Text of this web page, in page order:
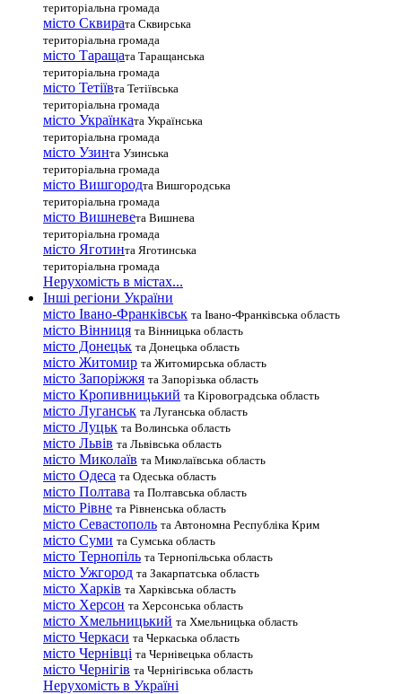
територіальна громада
місто Сквирата Сквирська
територіальна громада
місто Таращата Таращанська
територіальна громада
місто Тетіївта Тетіївська
територіальна громада
місто Українката Українська
територіальна громада
місто Узинта Узинська
територіальна громада
місто Вишгородта Вишгородська
територіальна громада
місто Вишневета Вишнева
територіальна громада
місто Яготинта Яготинська
територіальна громада
Нерухомість в містах...
Інші регіони України
місто Івано-Франківськ та Івано-Франківська область
місто Вінниця та Вінницька область
місто Донецьк та Донецька область
місто Житомир та Житомирська область
місто Запоріжжя та Запорізька область
місто Кропивницький та Кіровоградська область
місто Луганськ та Луганська область
місто Луцьк та Волинська область
місто Львів та Львівська область
місто Миколаїв та Миколаївська область
місто Одеса та Одеська область
місто Полтава та Полтавська область
місто Рівне та Рівненська область
місто Севастополь та Автономна Республіка Крим
місто Суми та Сумська область
місто Тернопіль та Тернопільська область
місто Ужгород та Закарпатська область
місто Харків та Харківська область
місто Херсон та Херсонська область
місто Хмельницький та Хмельницька область
місто Черкаси та Черкаська область
місто Чернівці та Чернівецька область
місто Чернігів та Чернігівська область
Нерухомість в Україні